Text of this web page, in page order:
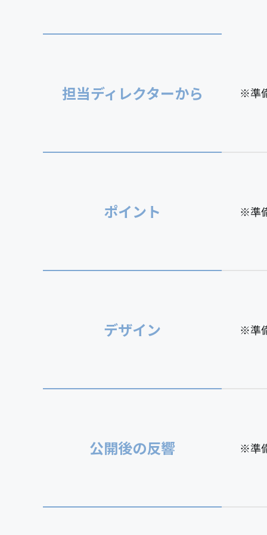
担当ディレクターから ※準
ポイント ※準
デザイン ※準
公開後の反響 ※準